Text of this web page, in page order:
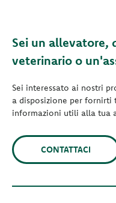
Sei un allevatore,
veterinario o
Sei interessato ai nostri
a disposizione per fornirti
informazioni utili alla tua
CONTATTACI